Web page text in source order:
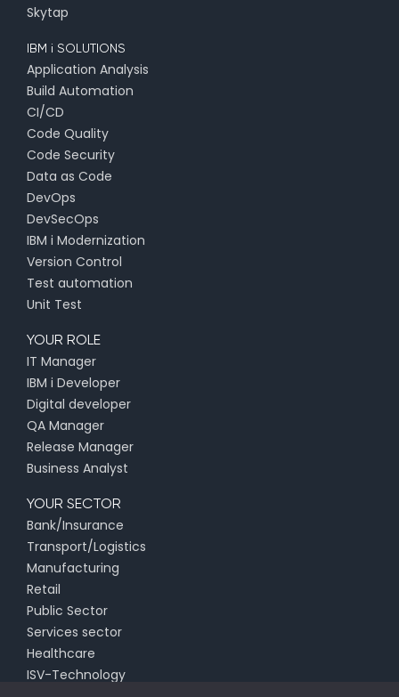
Skytap
IBM i SOLUTIONS
Application Analysis
Build Automation
CI/CD
Code Quality
Code Security
Data as Code
DevOps
DevSecOps
IBM i Modernization
Version Control
Test automation
Unit Test
YOUR ROLE
IT Manager
IBM i Developer
Digital developer
QA Manager
Release Manager
Business Analyst
YOUR SECTOR
Bank/Insurance
Transport/Logistics
Manufacturing
Retail
Public Sector
Services sector
Healthcare
ISV-Technology